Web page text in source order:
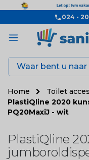
024 -
Home Toilet
PlastiQline 2020
PQ20MaxiJ - wit
PlastiQline